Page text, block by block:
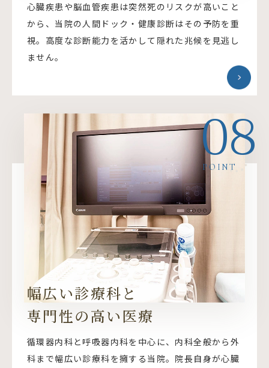
心臓疾患や脳血管疾患は突然死のリスクが高いこと
から、当院の人間ドック・健康診断はその予防を重
視。高度な診断能力を活かして隠れた兆候を見逃し
ません。
08
POINT
幅広い診療科と
専門性の高い医療
循環器内科と呼吸器内科を中心に、内科全般から外
科まで幅広い診療科を擁する当院。院長自身が心臓